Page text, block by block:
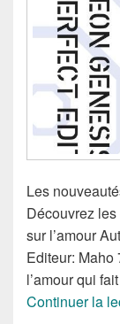
Les
Découvrez
sur l’amour
Editeur: Maho
l’amour qui
Continuer la